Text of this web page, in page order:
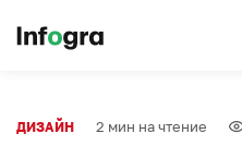
ДИЗАЙН 2 мин на чтение